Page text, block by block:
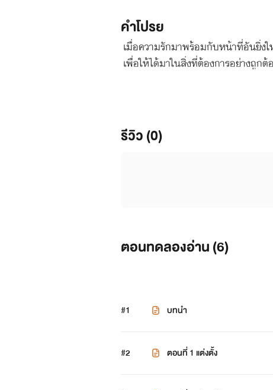
คำโปรย
เมื่อความรักมาพร้อมกับหน้าที่อันยิ่งใ
เพื่อให้ได้มาในสิ่งที่ต้องการอย่างถูกต้
รีวิว (0)
ตอนทดลองอ่าน (6)
#1 บทนำ
#2 ตอนที่ 1 แต่งตั้ง